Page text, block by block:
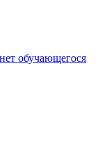
обучающегося